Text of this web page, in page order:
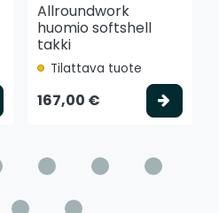
Valitse vaihtoehto
Allroundwork
huomio softshell
takki
Tilattava tuote
167,00 €